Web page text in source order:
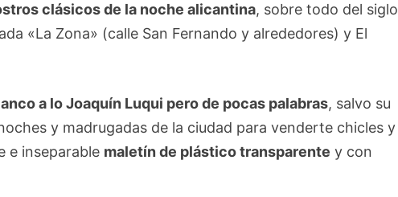
clásicos de la noche alicantina, sobre todo del siglo
«La Zona» (calle San Fernando y alrededores) y El
a lo Joaquín Luqui pero de pocas palabras, salvo su
y madrugadas de la ciudad para venderte chicles y
e inseparable maletín de plástico transparente y con